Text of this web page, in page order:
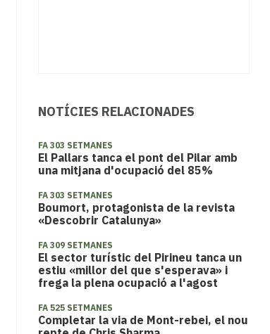
NOTÍCIES RELACIONADES
FA 303 SETMANES
El Pallars tanca el pont del Pilar amb
una mitjana d'ocupació del 85%
FA 303 SETMANES
Boumort, protagonista de la revista
«Descobrir Catalunya»
FA 309 SETMANES
El sector turístic del Pirineu tanca un
estiu «millor del que s'esperava» i
frega la plena ocupació a l'agost
FA 525 SETMANES
Completar la via de Mont-rebei, el nou